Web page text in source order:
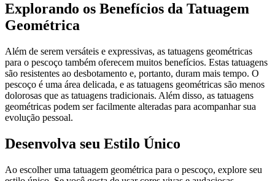
Explorando os Benefícios da Tatuagem
Geométrica
Além de serem versáteis e expressivas, as tatuagens geométricas
para o pescoço também oferecem muitos benefícios. Estas tatuagens
são resistentes ao desbotamento e, portanto, duram mais tempo. O
pescoço é uma área delicada, e as tatuagens geométricas são menos
dolorosas que as tatuagens tradicionais. Além disso, as tatuagens
geométricas podem ser facilmente alteradas para acompanhar sua
evolução pessoal.
Desenvolva seu Estilo Único
Ao escolher uma tatuagem geométrica para o pescoço, explore seu